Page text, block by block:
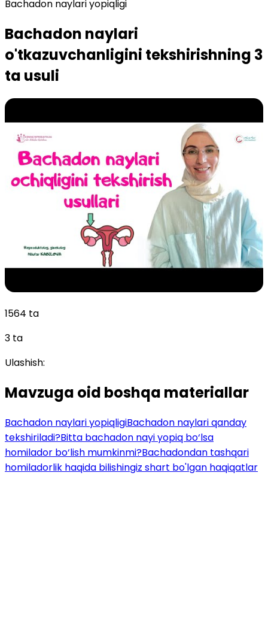
Bachadon naylari yopiqligi
Bachadon naylari
o'tkazuvchanligini tekshirishning 3
ta usuli
1564 ta
3 ta
Ulashish:
Mavzuga oid boshqa materiallar
Bachadon naylari yopiqligiBachadon naylari qanday
tekshiriladi?Bitta bachadon nayi yopiq bo‘lsa
homilador bo‘lish mumkinmi?Bachadondan tashqari
homiladorlik haqida bilishingiz shart bo'lgan haqiqatlar